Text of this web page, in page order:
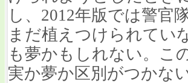
し、2012年版では警官
まだ植えつけられてい
も夢かもしれない。こ
実か夢か区別がつかな